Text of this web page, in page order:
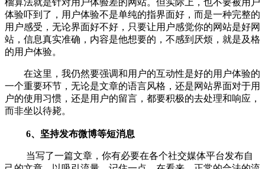
体验吓到了，用户体验不是单纯的指界面好，而是一种完整的
用户感受，无论界面好不好，只要让用户感觉你的网站是好网
站，信息真实准确，内容是他想要的，不感到厌烦，就是及格
的用户体验。
在这里，我仍然要强调和用户的互动性是好的用户体验的
一个重要环节，无论是文章的语言风格，还是网站界面对于用
户的使用习惯，还是用户的留言，都要积极的去处理和响应，
而非坐以待毙。
6、坚持发布微博等短消息
当写了一篇文章，你有必要在各个社交媒体平台发布自